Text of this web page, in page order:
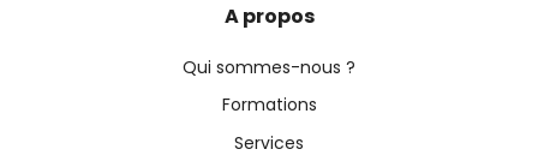
A propos
Qui sommes-nous ?
Formations
Services